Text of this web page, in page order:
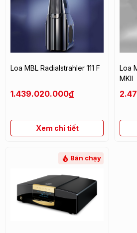
Loa MBL Radialstrahler 111 F
1.439.020.000đ
Xem chi tiết
Loa
MKII
Bán chạy